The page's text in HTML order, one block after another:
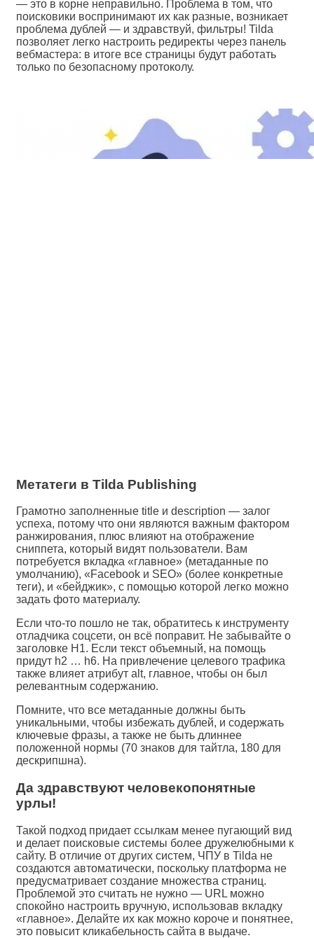
— это в корне неправильно. Проблема в том, что
поисковики воспринимают их как разные, возникает
проблема дублей — и здравствуй, фильтры! Tilda
позволяет легко настроить редиректы через панель
вебмастера: в итоге все страницы будут работать
только по безопасному протоколу.
Метатеги в Tilda Publishing
Грамотно заполненные title и description — залог
успеха, потому что они являются важным фактором
ранжирования, плюс влияют на отображение
сниппета, который видят пользователи. Вам
потребуется вкладка «главное» (метаданные по
умолчанию), «Facebook и SEO» (более конкретные
теги), и «бейджик», с помощью которой легко можно
задать фото материалу.
Если что-то пошло не так, обратитесь к инструменту
отладчика соцсети, он всё поправит. Не забывайте о
заголовке H1. Если текст объемный, на помощь
придут h2 … h6. На привлечение целевого трафика
также влияет атрибут alt, главное, чтобы он был
релевантным содержанию.
Помните, что все метаданные должны быть
уникальными, чтобы избежать дублей, и содержать
ключевые фразы, а также не быть длиннее
положенной нормы (70 знаков для тайтла, 180 для
дескрипшна).
Да здравствуют человекопонятные
урлы!
Такой подход придает ссылкам менее пугающий вид
и делает поисковые системы более дружелюбными к
сайту. В отличие от других систем, ЧПУ в Tilda не
создаются автоматически, поскольку платформа не
предусматривает создание множества страниц.
Проблемой это считать не нужно — URL можно
спокойно настроить вручную, использовав вкладку
«главное». Делайте их как можно короче и понятнее,
это повысит кликабельность сайта в выдаче.